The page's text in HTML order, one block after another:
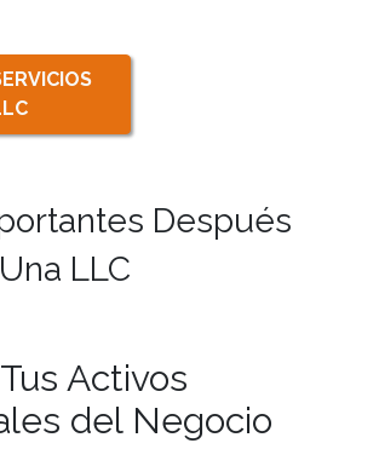
Después
LLC
Activos
del Negocio